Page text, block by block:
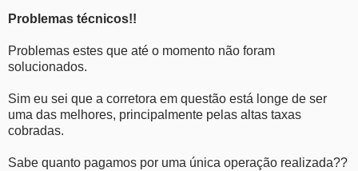
Problemas técnicos!!
Problemas estes que até o momento não foram
solucionados.
Sim eu sei que a corretora em questão está longe de ser
uma das melhores, principalmente pelas altas taxas
cobradas.
Sabe quanto pagamos por uma única operação realizada??